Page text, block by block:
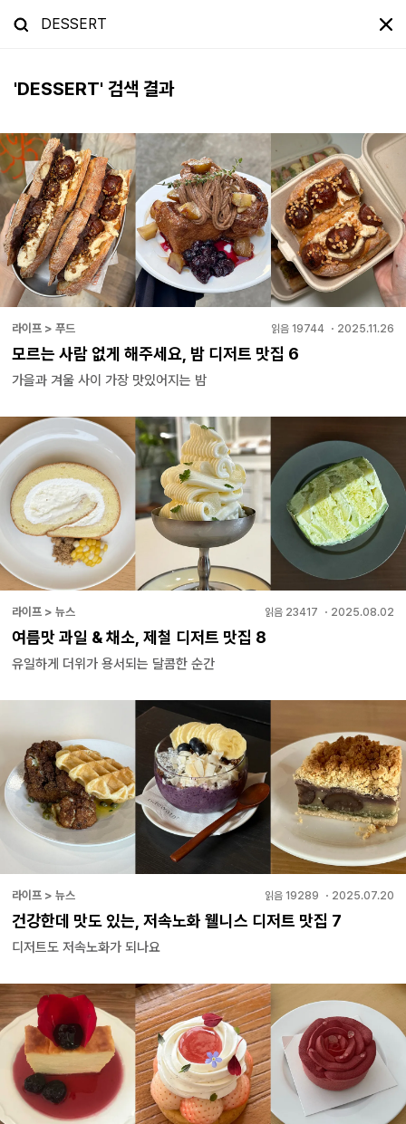
'DESSERT' 검색 결과
라이프 > 푸드 읽음 19744 ・ 2025.11.26
모르는 사람 없게 해주세요, 밤 디저트 맛집 6
가을과 겨울 사이 가장 맛있어지는 밤
라이프 > 뉴스 읽음 23417 ・ 2025.08.02
여름맛 과일 & 채소, 제철 디저트 맛집 8
유일하게 더위가 용서되는 달콤한 순간
라이프 > 뉴스 읽음 19289 ・ 2025.07.20
건강한데 맛도 있는, 저속노화 웰니스 디저트 맛집 7
디저트도 저속노화가 되나요